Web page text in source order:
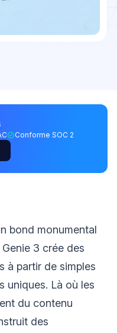
Conforme SOC 2
bond monumental
3 crée des
à partir de simples
uniques. Là où les
du contenu
des